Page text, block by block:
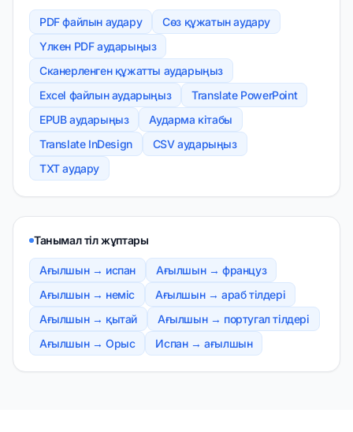
PDF файлын аудару
Сөз құжатын аудару
Үлкен PDF аударыңыз
Сканерленген құжатты аударыңыз
Excel файлын аударыңыз
Translate PowerPoint
EPUB аударыңыз
Аударма кітабы
Translate InDesign
CSV аударыңыз
TXT аудару
Танымал тіл жұптары
Ағылшын → испан
Ағылшын → француз
Ағылшын → неміс
Ағылшын → араб тілдері
Ағылшын → қытай
Ағылшын → португал тілдері
Ағылшын → Орыс
Испан → ағылшын